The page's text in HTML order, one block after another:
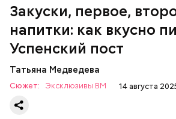
Закуски, первое,
напитки: как вкусно
Успенский пост
Татьяна Медведева
Сюжет: Эксклюзивы ВМ 14 августа
зелень петрушки и укропа.